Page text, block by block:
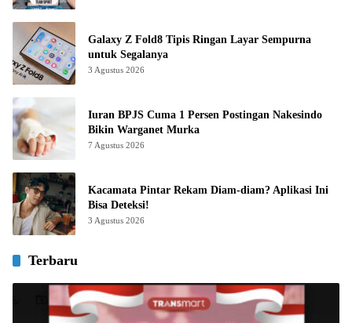
Galaxy Z Fold8 Tipis Ringan Layar Sempurna
untuk Segalanya
3 Agustus 2026
Iuran BPJS Cuma 1 Persen Postingan Nakesindo
Bikin Warganet Murka
7 Agustus 2026
Kacamata Pintar Rekam Diam-diam? Aplikasi Ini
Bisa Deteksi!
3 Agustus 2026
Terbaru